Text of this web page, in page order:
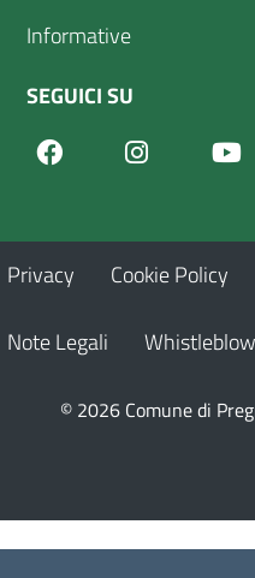
Informative
SEGUICI SU
FacebookInstagram
Privacy Cookie Policy
Note Legali
© 2026 Comune di